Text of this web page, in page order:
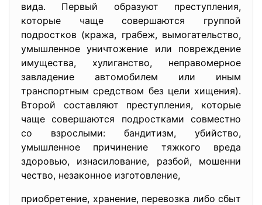
вида. Первый образуют преступления,
которые чаще совершаются группой
подростков (кража, грабеж, вымогательство,
умышленное уничтожение или повреждение
имущества, хулиганство, неправомерное
завладение автомобилем или иным
транспортным средством без цели хищения).
Второй составляют преступления, которые
чаще совершаются подростками совместно
со взрослыми: бандитизм, убийство,
умышленное причинение тяжкого вреда
здоровью, изнасилование, разбой, мошенни
чество, незаконное изготовление,
приобретение, хранение, перевозка либо сбыт